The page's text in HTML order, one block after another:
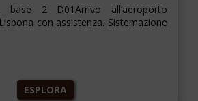
2 D01Arrivo all’aeroporto
con assistenza. Sistemazione
ESPLORA